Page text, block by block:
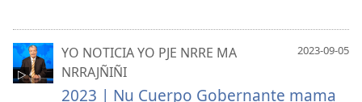
2023-09-05
YO NOTICIA YO PJE NRRE MA
NRRAJÑIÑI
2023 | Nu Cuerpo Gobernante mama